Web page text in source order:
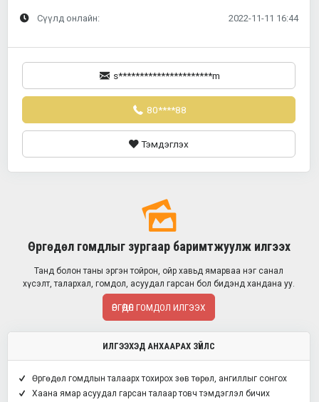
Сүүлд онлайн: 2022-11-11 16:44
s**********************m
80****88
Тэмдэглэх
Өргөдөл гомдлыг зургаар баримтжуулж илгээх
Танд болон таны эргэн тойрон, ойр хавьд ямарваа нэг санал
хүсэлт, талархал, гомдол, асуудал гарсан бол бидэнд хандана уу.
ӨРГӨДӨЛ ГОМДОЛ ИЛГЭЭХ
ИЛГЭЭХЭД АНХААРАХ ЗҮЙЛС
Өргөдөл гомдлын талаарх тохирох зөв төрөл, ангиллыг сонгох
Хаана ямар асуудал гарсан талаар товч тэмдэглэл бичих